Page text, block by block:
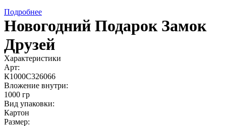
Подробнее
Новогодний Подарок Замок
Друзей
Характеристики
Арт:
К1000С326066
Вложение внутри:
1000 гр
Вид упаковки:
Картон
Размер: